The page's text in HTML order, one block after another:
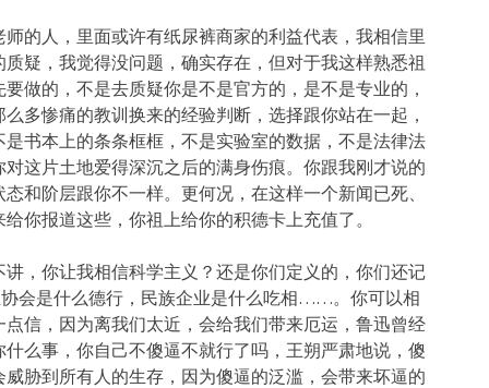
的人，里面或许有纸尿裤商家的利益代表，我相信里
疑，我觉得没问题，确实存在，但对于我这样熟悉祖
做的，不是去质疑你是不是官方的，是不是专业的，
多惨痛的教训换来的经验判断，选择跟你站在一起，
书本上的条条框框，不是实验室的数据，不是法律法
这片土地爱得深沉之后的满身伤痕。你跟我刚才说的
和阶层跟你不一样。更何况，在这样一个新闻已死、
你报道这些，你祖上给你的积德卡上充值了。
，你让我相信科学主义？还是你们定义的，你们还记
会是什么德行，民族企业是什么吃相……。你可以相
信，因为离我们太近，会给我们带来厄运，鲁迅曾经
么事，你自己不傻逼不就行了吗，王朔严肃地说，傻
胁到所有人的生存，因为傻逼的泛滥，会带来坏逼的